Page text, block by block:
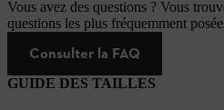
Vous avez des questions ? Vous
questions les plus fréquemment
Consulter la FAQ
GUIDE DES TAILLES